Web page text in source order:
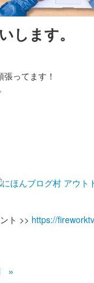
します。
ってます！
ト >> https://
»